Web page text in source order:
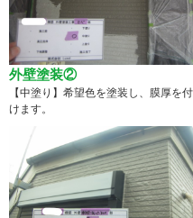
外壁塗装②
【中塗り】希望色を塗装し、膜厚を付
けます。